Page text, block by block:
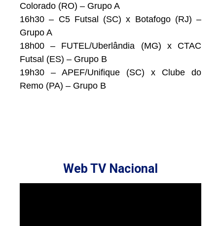
Colorado (RO) – Grupo A
16h30 – C5 Futsal (SC) x Botafogo (RJ) –
Grupo A
18h00 – FUTEL/Uberlândia (MG) x CTAC
Futsal (ES) – Grupo B
19h30 – APEF/Unifique (SC) x Clube do
Remo (PA) – Grupo B
Web TV Nacional